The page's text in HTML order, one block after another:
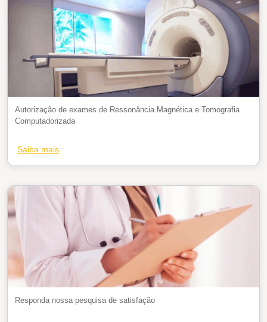
Autorização de exames de Ressonância Magnética e Tomografia
Computadorizada
Saiba mais
Responda nossa pesquisa de satisfação